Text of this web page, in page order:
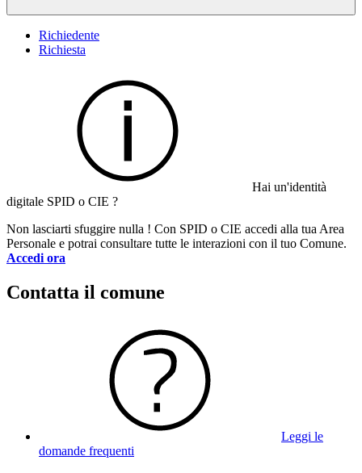
Richiedente
Richiesta
Hai un'identità
digitale SPID o CIE ?
Non lasciarti sfuggire nulla ! Con SPID o CIE accedi alla tua Area
Personale e potrai consultare tutte le interazioni con il tuo Comune.
Accedi ora
Contatta il comune
Leggi le
domande frequenti